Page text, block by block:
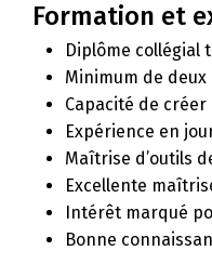
Formation et
Diplôme collégial
Minimum de
Capacité de
Expérience en
Maîtrise d’outils
Excellente
Intérêt marqué
Bonne